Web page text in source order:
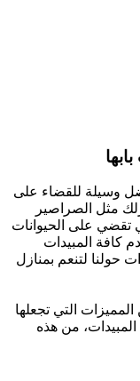
وسيلة للقضاء على
مثل الصراصير
تقضي على الحيوانات
كافة المبيدات
لتنعم بمنازل
التي تجعلها
من هذه